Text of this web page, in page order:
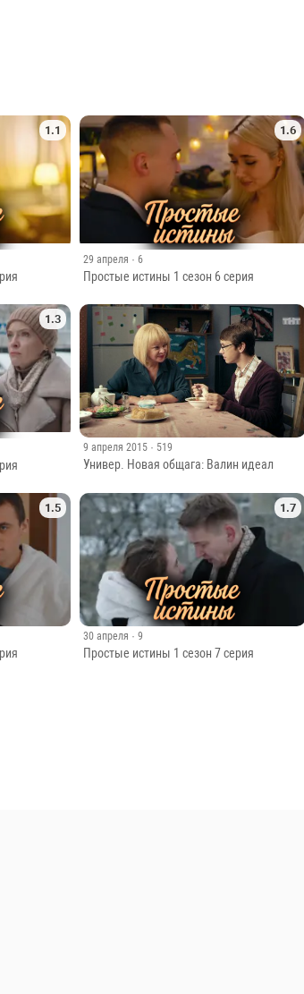
1.1 1.6
29 апреля · 6
Простые истины 1 сезон 6 серия
1.3
9 апреля 2015 · 519
Универ. Новая общага: Валин идеал
1.5 1.7
30 апреля · 9
Простые истины 1 сезон 7 серия